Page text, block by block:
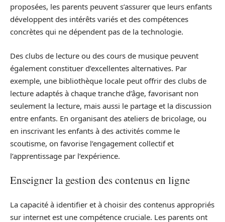
proposées, les parents peuvent s’assurer que leurs enfants
développent des intérêts variés et des compétences
concrètes qui ne dépendent pas de la technologie.
Des clubs de lecture ou des cours de musique peuvent
également constituer d’excellentes alternatives. Par
exemple, une bibliothèque locale peut offrir des clubs de
lecture adaptés à chaque tranche d’âge, favorisant non
seulement la lecture, mais aussi le partage et la discussion
entre enfants. En organisant des ateliers de bricolage, ou
en inscrivant les enfants à des activités comme le
scoutisme, on favorise l’engagement collectif et
l’apprentissage par l’expérience.
Enseigner la gestion des contenus en ligne
La capacité à identifier et à choisir des contenus appropriés
sur internet est une compétence cruciale. Les parents ont